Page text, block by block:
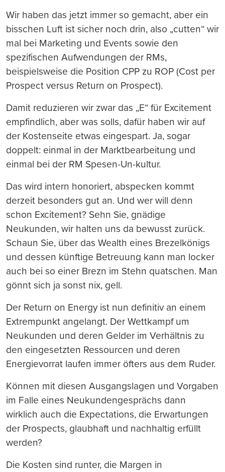
Wir haben das jetzt immer so gemacht, aber ein
bisschen Luft ist sicher noch drin, also „cutten“ wir
mal bei Marketing und Events sowie den
spezifischen Aufwendungen der RMs,
beispielsweise die Position CPP zu ROP (Cost per
Prospect versus Return on Prospect).
Damit reduzieren wir zwar das „E“ für Excitement
empfindlich, aber was solls, dafür haben wir auf
der Kostenseite etwas eingespart. Ja, sogar
doppelt: einmal in der Marktbearbeitung und
einmal bei der RM Spesen-Un-kultur.
Das wird intern honoriert, abspecken kommt
derzeit besonders gut an. Und wer will denn
schon Excitement? Sehn Sie, gnädige
Neukunden, wir halten uns da bewusst zurück.
Schaun Sie, über das Wealth eines Brezelkönigs
und dessen künftige Betreuung kann man locker
auch bei so einer Brezn im Stehn quatschen. Man
gönnt sich ja sonst nix, gell.
Der Return on Energy ist nun definitiv an einem
Extrempunkt angelangt. Der Wettkampf um
Neukunden und deren Gelder im Verhältnis zu
den eingesetzten Ressourcen und deren
Energievorrat laufen immer öfters aus dem Ruder.
Können mit diesen Ausgangslagen und Vorgaben
im Falle eines Neukundengesprächs dann
wirklich auch die Expectations, die Erwartungen
der Prospects, glaubhaft und nachhaltig erfüllt
werden?
Die Kosten sind runter, die Margen in